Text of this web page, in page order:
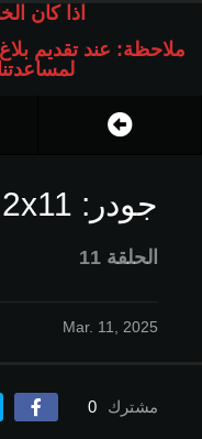
اذا كان
ملاحظة: عند تقديم
جودر: 2x11
الحلقة 11
Mar. 11, 2025
مشترك 0